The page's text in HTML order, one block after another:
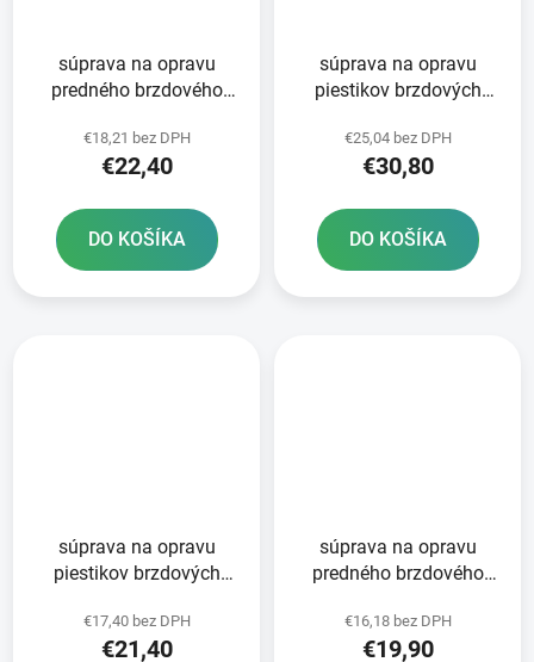
súprava na opravu
predného brzdového
€18,21 bez DPH
€22,40
DO KOŠÍKA
súprava na opravu
piestikov brzdových
€25,04 bez DPH
€30,80
DO KOŠÍKA
súprava na opravu
piestikov brzdových
€17,40 bez DPH
€21,40
súprava na opravu
predného brzdového
€16,18 bez DPH
€19,90